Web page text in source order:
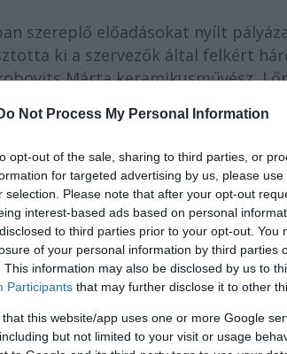
Not Process My Personal Information
opt-out of the sale, sharing to third parties, or
for targeted advertising by us, please
selection. Please note that after your opt-out
interest-based ads based on personal
to third parties prior to your opt-out. You
of your personal information by third parties
This information may also be disclosed by us to
Participants that may further disclose it to other
that this website/app uses one or more Google
but not limited to your visit or usage
szereplő előadásokat nyílt
ki a szervezők által felkért
Márta keramikusművész,
koreográfus, a Bukaresti